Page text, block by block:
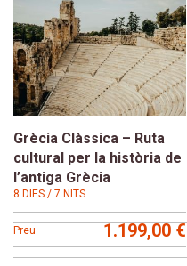
Grècia Clàssica – Ruta
cultural per la història de
l’antiga Grècia
8 DIES / 7 NITS
Preu 1.199,00 €